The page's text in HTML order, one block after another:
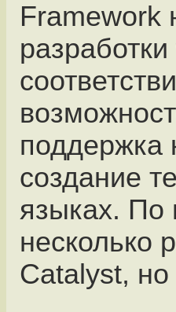
Framework
поддержка
создание
языках. По
несколько
Catalyst,